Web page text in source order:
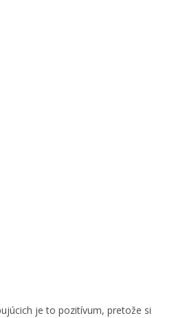
je to pozitívum, pretože si